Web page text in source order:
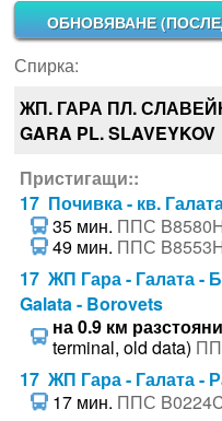
ОБНОВЯВАНЕ (
Спирка:
ЖП. ГАРА ПЛ.
GARA PL. SLAVEYKOV
Пристигащи::
17 Почивка - кв.
35 мин. ППС
49 мин. ППС
17 ЖП Гара - Галата -
Galata - Borovets
на 0.9 км
terminal, old data)
17 ЖП Гара - Галата -
17 мин. ППС